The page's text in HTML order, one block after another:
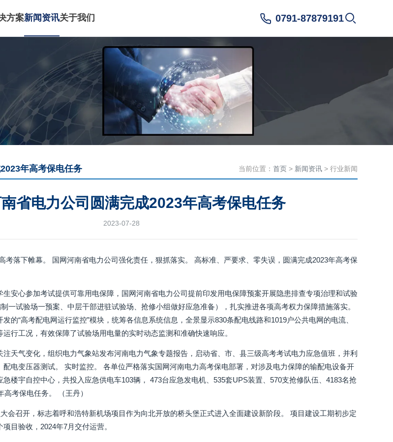
方案新闻资讯关于我们 0791-87879191
年高考保电任务 当前位置： 首页 > 新闻资讯 > 行业新闻
省电力公司圆满完成2023年高考保电任务
2023-07-28
考落下帷幕。 国网河南省电力公司强化责任，狠抓落实。 高标准、严要求、零失误，圆满完成2023年高考保
安心参加考试提供可靠用电保障，国网河南省电力公司提前印发用电保障预案开展隐患排查专项治理和试验
一试验场一预案、中层干部进驻试验场、抢修小组做好应急准备），扎实推进各项高考权力保障措施落实。
的“高考配电网运行监控”模块，统筹各信息系统信息，全景显示830条配电线路和1019户公共电网的电流、
行工况，有效保障了试验场用电量的实时动态监测和准确快速响应。
天气变化，组织电力气象站发布河南电力气象专题报告，启动省、市、县三级高考考试电力应急值班，并利
配电变压器测试。 实时监控。 各单位严格落实国网河南电力高考保电部署，对涉及电力保障的输配电设备开
楼宇自控中心，共投入应急供电车103辆， 473台应急发电机、535套UPS装置、570支抢修队伍、4183名抢
考保电任务。 （王丹）
会召开，标志着呼和浩特新机场项目作为向北开放的桥头堡正式进入全面建设新阶段。 项目建设工期初步定
目验收，2024年7月交付运营。